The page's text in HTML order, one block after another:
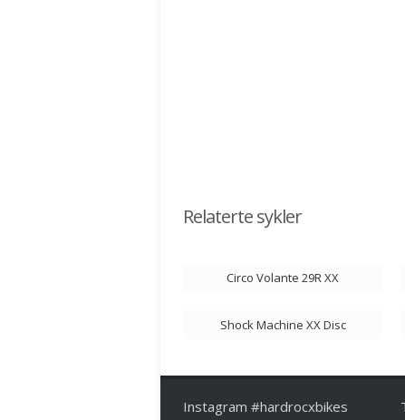
Relaterte sykler
Circo Volante 29R XX
Shock Machine XX Disc
Instagram #hardrocxbikes